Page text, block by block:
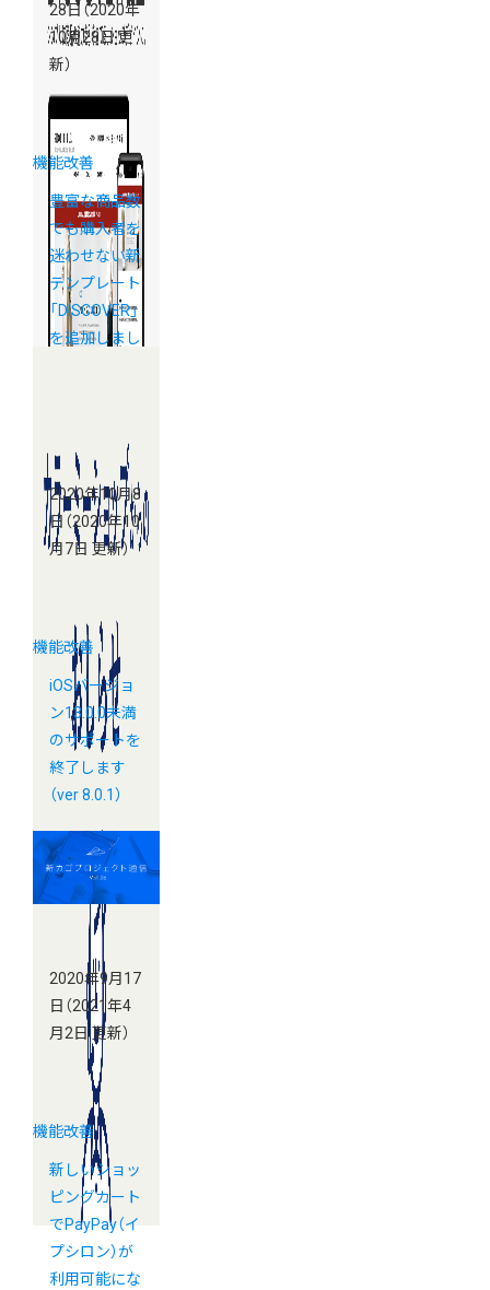
28日 （2020年
10月28日 更
新）
機能改善
豊富な商品数
でも購入者を
迷わせない新
テンプレート
「DISCOVER」
を追加しまし
2020年10月8
日 （2020年10
月7日 更新）
機能改善
iOSバージョ
ン13.0.0未満
のサポートを
終了します
（ver 8.0.1）
2020年9月17
日 （2021年4
月2日 更新）
機能改善
新しいショッ
ピングカート
でPayPay（イ
プシロン）が
利用可能にな